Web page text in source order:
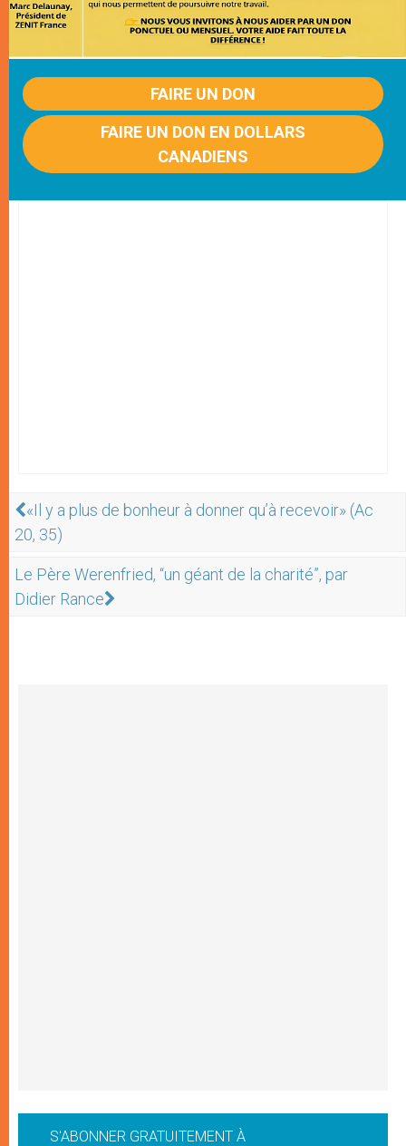
FAIRE UN DON
FAIRE UN DON EN DOLLARS
CANADIENS
«Il y a plus de bonheur à donner qu’à recevoir» (Ac
20, 35)
Le Père Werenfried, “un géant de la charité”, par
Didier Rance
S'ABONNER GRATUITEMENT À